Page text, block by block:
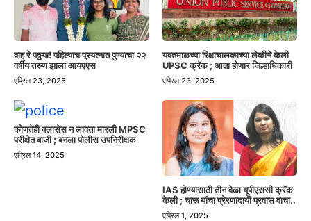
वाह रे पठ्ठया! पहिल्याच प्रयत्नात पुण्याचा २२
वर्षीय तरुण झाला आयएएस
एप्रिल 23, 2025
यवतमाळच्या रिक्षाचालकाच्या लेकीने केली
UPSC क्रॅक ; आता होणार जिल्हाधिकारी
एप्रिल 23, 2025
कोणतेही क्लासेस न लावता मारली MPSC
परीक्षेत बाजी ; बनला पोलीस उपनिरीक्षक
एप्रिल 14, 2025
IAS होण्यासाठी तीन वेळा यूपीएससी क्रॅक
केली ; चारू यांचा प्रेरणादायी प्रवास वाचा..
एप्रिल 1, 2025